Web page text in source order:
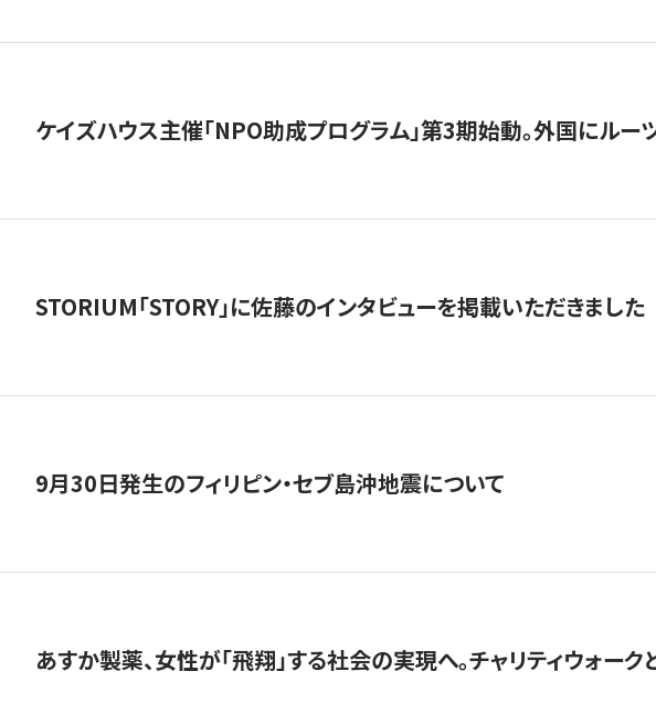
ケイズハウス主催「NPO助成プログラム」第3期始動。外国にル
STORIUM「STORY」に佐藤のインタビューを掲載いただきました
9月30日発生のフィリピン・セブ島沖地震について
あすか製薬、女性が「飛翔」する社会の実現へ。チャリティウォー